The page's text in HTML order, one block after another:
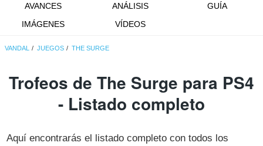
AVANCES
ANÁLISIS
GUÍA
IMÁGENES
VÍDEOS
VANDAL JUEGOS THE SURGE
Trofeos de The Surge para PS4
- Listado completo
Aquí encontrarás el listado completo con todos los